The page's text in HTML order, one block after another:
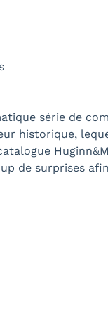
série de
historique,
de surprises